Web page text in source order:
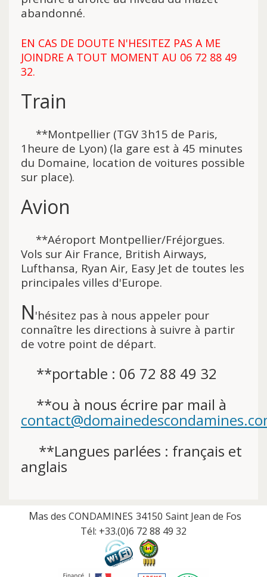
abandonné.
EN CAS DE DOUTE N'HESITEZ PAS A ME
JOINDRE A TOUT MOMENT AU 06 72 88 49
32.
Train
**Montpellier (TGV 3h15 de Paris,
1heure de Lyon) (la gare est à 45 minutes
du Domaine, location de voitures possible
sur place).
Avion
**Aéroport Montpellier/Fréjorgues.
Vols sur Air France, British Airways,
Lufthansa, Ryan Air, Easy Jet de toutes les
principales villes d'Europe.
N'hésitez pas à nous appeler pour
connaître les directions à suivre à partir
de votre point de départ.
**portable : 06 72 88 49 32
**ou à nous écrire par mail à
**Langues parlées : français et
anglais
Mas des CONDAMINES 34150 Saint Jean de Fos
Tél: +33.(0)6 72 88 49 32